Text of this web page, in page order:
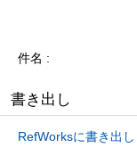
件名
書き出し
RefWorksに書き出し